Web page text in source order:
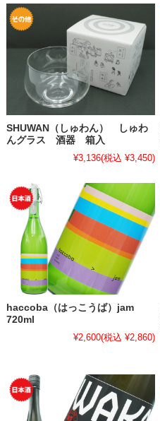
SHUWAN（しゅわん） しゅわ
んグラス 酒器 箱入
¥3,136(税込 ¥3,450)
haccoba（はっこうば）jam
720ml
¥2,600(税込 ¥2,860)